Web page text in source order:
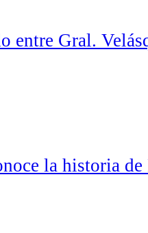
entre Gral.
la historia